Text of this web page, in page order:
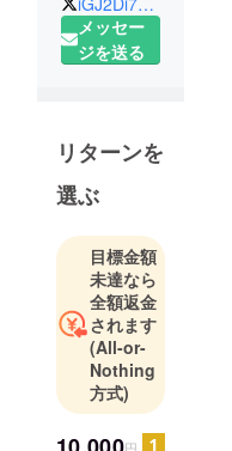
セラー。危
機コンサル
犯コンサル
タント。管
理栄養士。
元陸上自衛
隊隊員。
メッセー
ジを送る
リターンを
選ぶ
目標金額
未達なら
全額返金
されます
(All-or-
Nothing
方式)
円